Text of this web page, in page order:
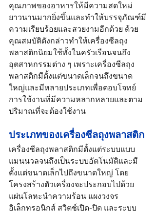
คุณภาพของอาหารให้มีความสดใหม่
ยาวนานมากยิ่งขึ้นและทำให้บรรจุภัณฑ์มี
ความเรียบร้อยและสวยงามอีกด้วย ด้วย
คุณสมบัติดังกล่าวทำให้เครื่องซีลถุง
พลาสติกนิยมใช้ทั้งในครัวเรือนจนถึง
อุตสาหกรรมต่าง ๆ เพราะเครื่องซีลถุง
พลาสติกมีตั้งแต่ขนาดเล็กจนถึงขนาด
ใหญ่และมีหลายประเภทเพื่อตอบโจทย์
การใช้งานที่มีความหลากหลายและตาม
ปริมาณที่จะต้องใช้งาน
ประเภทของเครื่องซีลถุงพลาสติก
เครื่องซีลถุงพลาสติกมีตั้งแต่ระบบแบบ
แมนนวลจนถึงเป็นระบบอัตโนมัติและมี
ตั้งแต่ขนาดเล็กไปถึงขนาดใหญ่ โดย
โครงสร้างตัวเครื่องจะประกอบไปด้วย
แผ่นโลหะนำความร้อน แผงวงจร
อิเล็กทรอนิกส์ สวิตช์เปิด-ปิด และระบบ